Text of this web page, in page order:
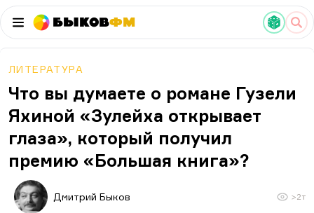
БыковФМ
ЛИТЕРАТУРА
Что вы думаете о романе Гузели
Яхиной «Зулейха открывает
глаза», который получил
премию «Большая книга»?
Дмитрий Быков >2т